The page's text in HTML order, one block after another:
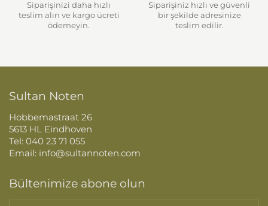
Siparişinizi daha hızlı
teslim alın ve kargo ücreti
ödemeyin.
Siparişiniz hızlı ve güvenli
bir şekilde adresinize
teslim edilir.
Sultan Noten
Hobbemastraat 26
5613 HL Eindhoven
Tel: 040 23 71 055
Email: info@sultannoten.com
Bültenimize abone olun